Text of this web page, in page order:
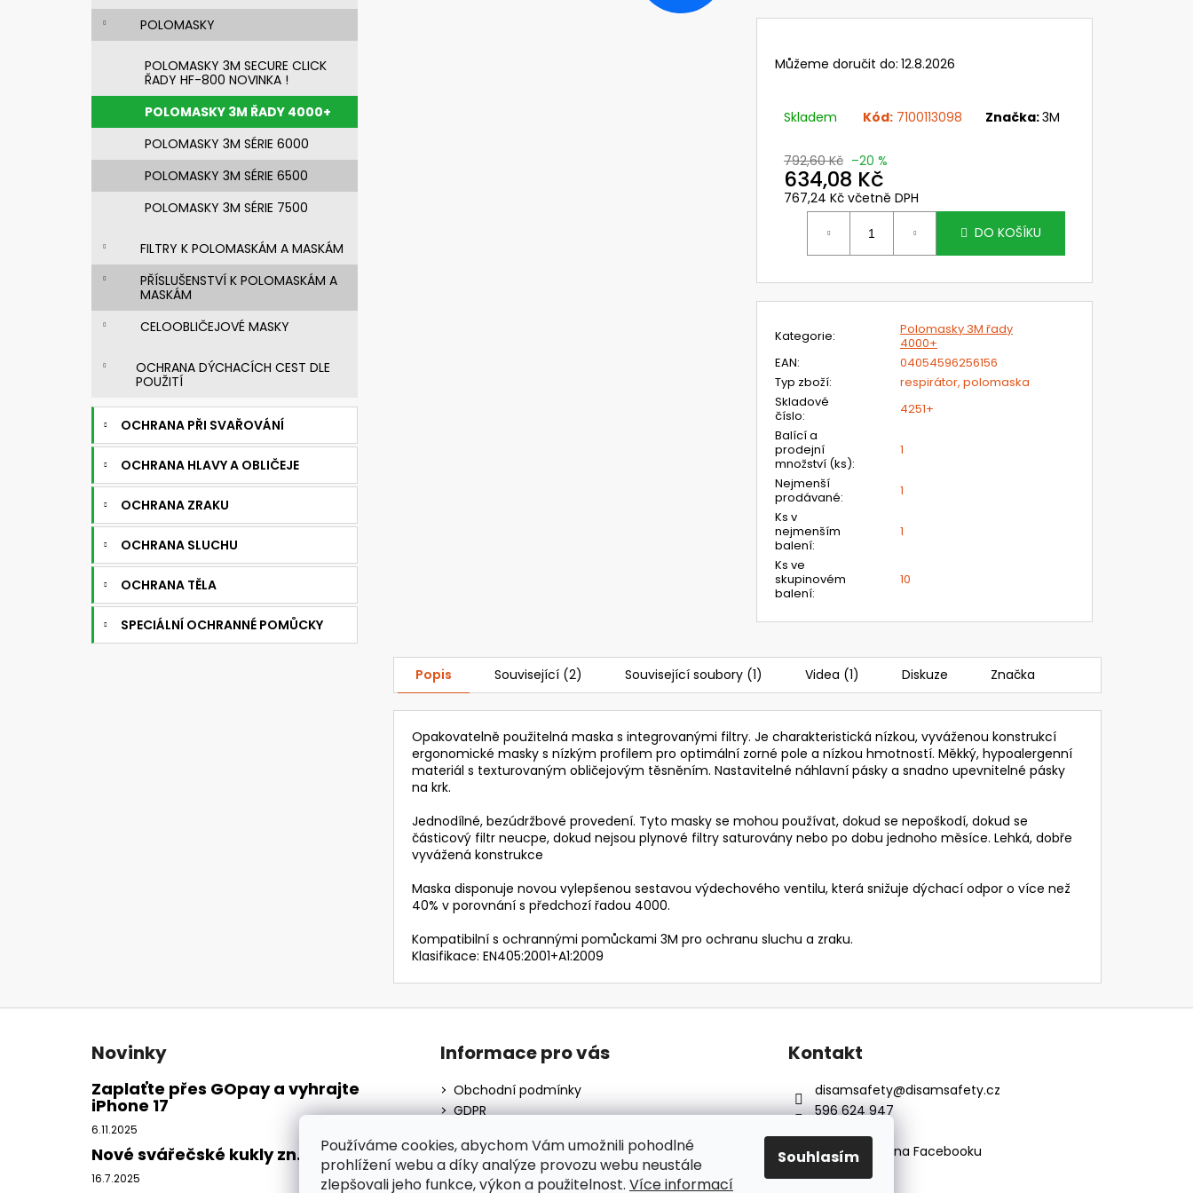
Používáme cookies, abychom Vám umožnili pohodlné
prohlížení webu a díky analýze provozu webu neustále
zlepšovali jeho funkce, výkon a použitelnost. Více informací
Souhlasím
POLOMASKY
POLOMASKY 3M SECURE CLICK
ŘADY HF-800 NOVINKA !
POLOMASKY 3M ŘADY 4000+
POLOMASKY 3M SÉRIE 6000
POLOMASKY 3M SÉRIE 6500
POLOMASKY 3M SÉRIE 7500
FILTRY K POLOMASKÁM A MASKÁM
PŘÍSLUŠENSTVÍ K POLOMASKÁM A
MASKÁM
CELOOBLIČEJOVÉ MASKY
OCHRANA DÝCHACÍCH CEST DLE
POUŽITÍ
OCHRANA PŘI SVAŘOVÁNÍ
OCHRANA HLAVY A OBLIČEJE
OCHRANA ZRAKU
OCHRANA SLUCHU
OCHRANA TĚLA
SPECIÁLNÍ OCHRANNÉ POMŮCKY
Můžeme doručit do: 12.8.2026
Skladem Kód: 7100113098 Značka:3M
792,60 Kč –20 %
634,08 Kč
767,24 Kč včetně DPH
Měrná
DO KOŠÍKU
Kategorie:
Polomasky 3M řady
4000+
EAN:
04054596256156
Typ zboží:
respirátor, polomaska
Skladové
číslo:
4251+
Balící a
prodejní
množství (ks):
1
Nejmenší
prodávané:
1
Ks v
nejmenším
balení:
1
Ks ve
skupinovém
balení:
10
Popis Související (2) Související soubory (1) Videa (1) Diskuze Značka
Opakovatelně použitelná maska s integrovanými filtry. Je charakteristická nízkou, vyváženou konstrukcí
ergonomické masky s nízkým profilem pro optimální zorné pole a nízkou hmotností. Měkký, hypoalergenní
materiál s texturovaným obličejovým těsněním. Nastavitelné náhlavní pásky a snadno upevnitelné pásky
na krk.
Jednodílné, bezúdržbové provedení. Tyto masky se mohou používat, dokud se nepoškodí, dokud se
částicový filtr neucpe, dokud nejsou plynové filtry saturovány nebo po dobu jednoho měsíce. Lehká, dobře
vyvážená konstrukce
Maska disponuje novou vylepšenou sestavou výdechového ventilu, která snižuje dýchací odpor o více než
40% v porovnání s předchozí řadou 4000.
Kompatibilní s ochrannými pomůckami 3M pro ochranu sluchu a zraku.
Klasifikace: EN405:2001+A1:2009
FF-803-L NOVÁ SILIKONOVÁ
CELOBLIČEJOVÁ MASKA 3M SECURE
CLICK, VĚTŠÍ VELIKOST
7 575,31 Kč
Původně:10 100,41 Kč
704100X OCHRANNÁ PŘILBA S BRUSNÝ
ŠTÍTEM CA-40G S ROZVODEM
BASIC A CLEANAIR AERGO
Z
Novinky
Zaplaťte přes GOpay a vyhrajte
iPhone 17
6.11.2025
Nové svářečské kukly zn. CleanAIR
16.7.2025
Informace pro vás
Obchodní podmínky
GDPR
Moje objednávka
Blog
Kontakt
disamsafety@disamsafety.cz
596 624 947
Sledujte nás na Facebooku